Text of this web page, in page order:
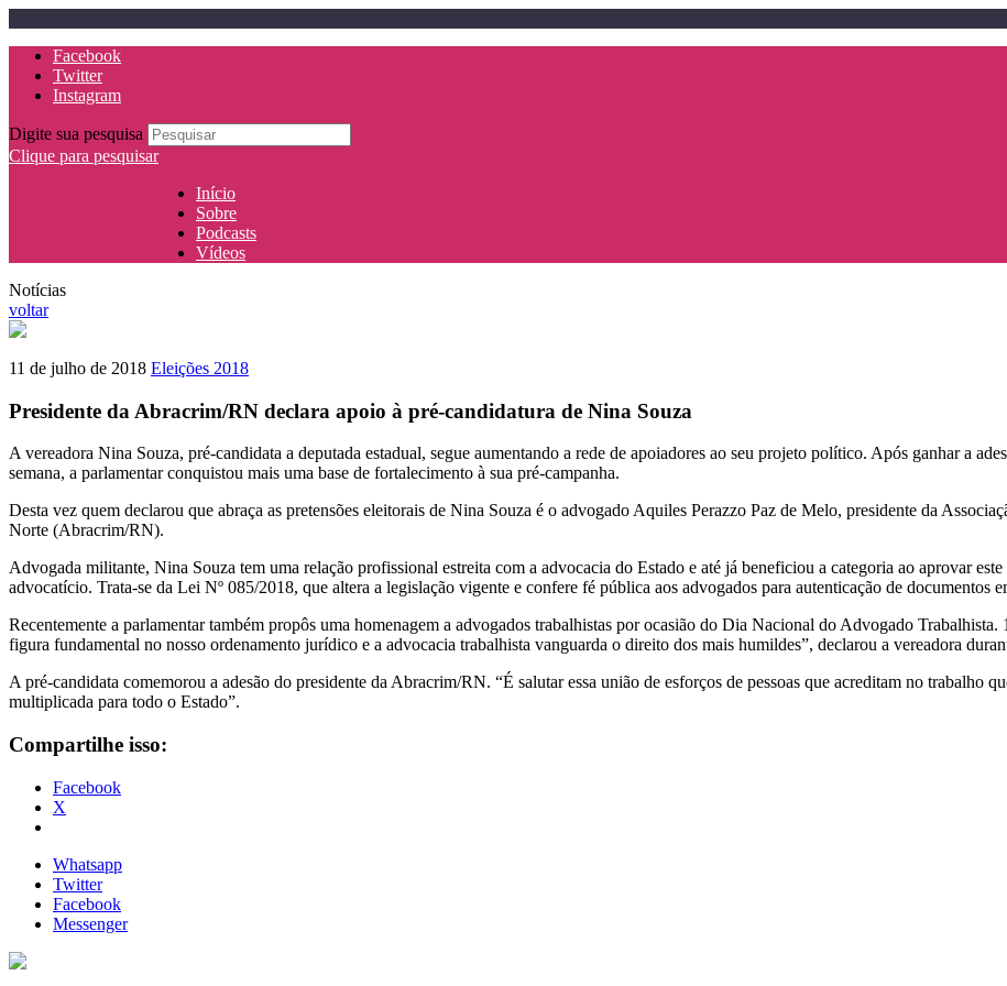
Facebook
Twitter
Instagram
Digite sua pesquisa
Clique para pesquisar
Início
Sobre
Podcasts
Vídeos
Notícias
voltar
11 de julho de 2018 Eleições 2018
Presidente da Abracrim/RN declara apoio à pré-candidatura de Nina Souza
A vereadora Nina Souza, pré-candidata a deputada estadual, segue aumentando a rede de apoiadores ao seu projeto político. Após ganhar a
semana, a parlamentar conquistou mais uma base de fortalecimento à sua pré-campanha.
Desta vez quem declarou que abraça as pretensões eleitorais de Nina Souza é o advogado Aquiles Perazzo Paz de Melo, presidente da
Norte (Abracrim/RN).
Advogada militante, Nina Souza tem uma relação profissional estreita com a advocacia do Estado e até já beneficiou a categoria ao aprovar
advocatício. Trata-se da Lei Nº 085/2018, que altera a legislação vigente e confere fé pública aos advogados para autenticação de documentos
Recentemente a parlamentar também propôs uma homenagem a advogados trabalhistas por ocasião do Dia Nacional do Advogado
figura fundamental no nosso ordenamento jurídico e a advocacia trabalhista vanguarda o direito dos mais humildes”, declarou a vereadora
A pré-candidata comemorou a adesão do presidente da Abracrim/RN. “É salutar essa união de esforços de pessoas que acreditam no trabalho
multiplicada para todo o Estado”.
Compartilhe isso:
Facebook
X
Whatsapp
Twitter
Facebook
Messenger